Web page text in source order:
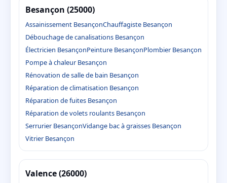
Besançon (25000)
Assainissement BesançonChauffagiste Besançon
Débouchage de canalisations Besançon
Électricien BesançonPeinture BesançonPlombier Besançon
Pompe à chaleur Besançon
Rénovation de salle de bain Besançon
Réparation de climatisation Besançon
Réparation de fuites Besançon
Réparation de volets roulants Besançon
Serrurier BesançonVidange bac à graisses Besançon
Vitrier Besançon
Valence (26000)